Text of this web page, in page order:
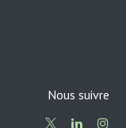
Nous suivre